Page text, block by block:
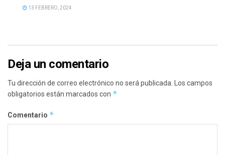
13 FEBRERO, 2024
Deja un comentario
Tu dirección de correo electrónico no será publicada.
Los campos
obligatorios están marcados con *
Comentario *